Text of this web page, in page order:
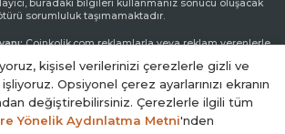
buradaki bilgileri kullanmanız sonucu oluşacak
sorumluluk taşımamaktadır.
Coinkolik.com reklamlarla veya reklam verenlerle
yer alan reklamlar üçüncü parti reklam
Bu yüzden, Coinkolik.com’dan
Coinkolik.com onayından bağımsız olarak
linkleri ile yönlendirilen ziyaretler kullanıcı
kişisel verilerinizi çerezlerle gizli ve
Opsiyonel çerez ayarlarınızı ekranın
değiştirebilirsiniz. Çerezlerle ilgili tüm
Yönelik Aydınlatma Metni'nden